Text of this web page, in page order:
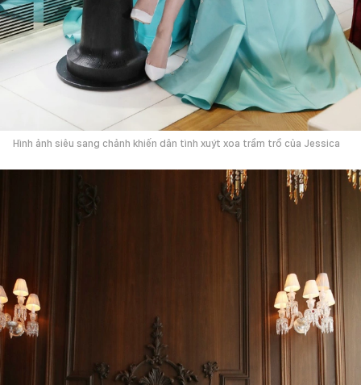
Hình ảnh siêu sang chảnh khiến dân tình xuýt xoa trầm trồ của Jessica